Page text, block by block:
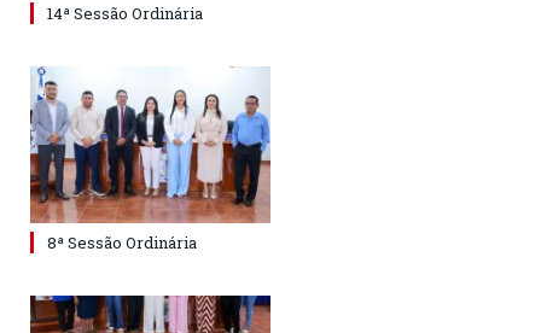
14ª Sessão Ordinária
8ª Sessão Ordinária